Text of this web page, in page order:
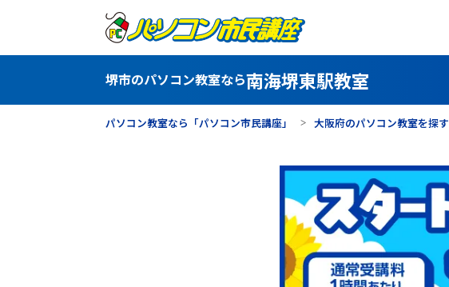
堺市のパソコン教室なら南海堺東駅教室
パソコン教室なら「パソコン市民講座」 大阪府のパソコン教室を探す